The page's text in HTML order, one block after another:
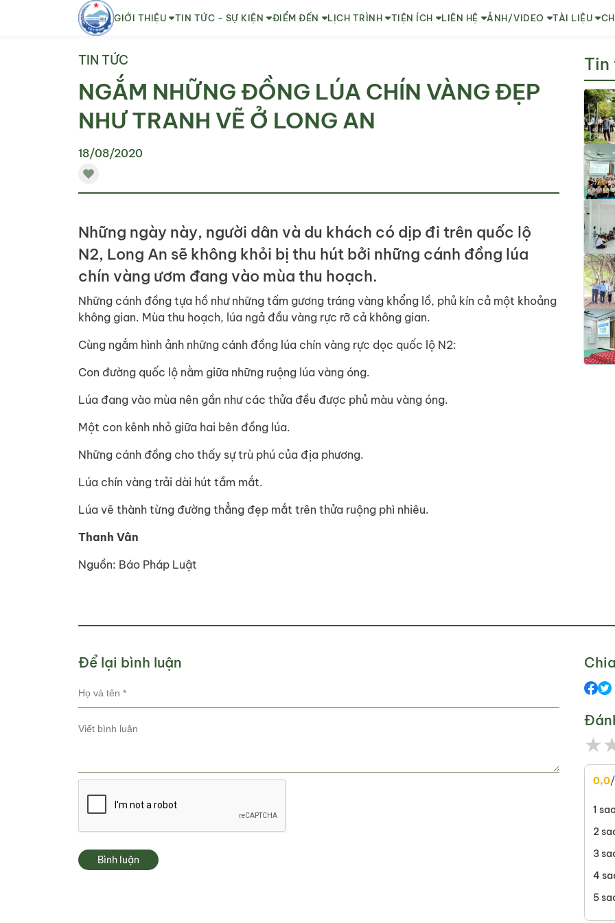
GIỚI THIỆU TIN TỨC - SỰ KIỆN ĐIỂM ĐẾN LỊCH TRÌNH TIỆN ÍCH LIÊN HỆ ẢNH/VIDEO TÀI LIỆU
TIN TỨC
NGẮM NHỮNG ĐỒNG LÚA CHÍN VÀNG ĐẸP
NHƯ TRANH VẼ Ở LONG AN
18/08/2020
Những ngày này, người dân và du khách có dịp đi trên quốc lộ
N2, Long An sẽ không khỏi bị thu hút bởi những cánh đồng lúa
chín vàng ươm đang vào mùa thu hoạch.
Những cánh đồng tựa hồ như những tấm gương tráng vàng khổng lồ, phủ kín cả một khoảng
không gian. Mùa thu hoạch, lúa ngả đầu vàng rực rỡ cả không gian.
Cùng ngắm hình ảnh những cánh đồng lúa chín vàng rực dọc quốc lộ N2:
Con đường quốc lộ nằm giữa những ruộng lúa vàng óng.
Lúa đang vào mùa nên gần như các thửa đều được phủ màu vàng óng.
Một con kênh nhỏ giữa hai bên đồng lúa.
Những cánh đồng cho thấy sự trù phú của địa phương.
Lúa chín vàng trải dài hút tầm mắt.
Lúa vẽ thành từng đường thẳng đẹp mắt trên thửa ruộng phì nhiêu.
Thanh Vân
Nguồn: Báo Pháp Luật
Tin
Để lại bình luận
Bình luận
★
0,0
1
2
3
4
5